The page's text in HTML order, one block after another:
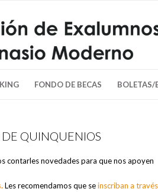
FONDO DE BECAS BOLETAS/
QUINQUENIOS
contarles novedades para que nos apoyen
Les recomendamos que seinscriban a través